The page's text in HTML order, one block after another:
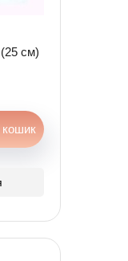
(25 см)